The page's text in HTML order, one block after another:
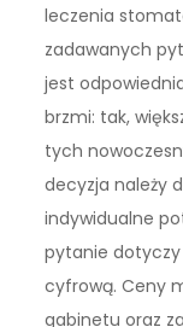
leczenia
zadawanych
jest
brzmi: tak,
tych
decyzja należy
indywidualne
pytanie
cyfrową. Ceny
gabinetu oraz